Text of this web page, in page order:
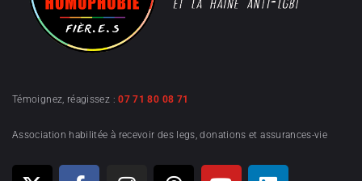
Témoignez, réagissez :07 71 80 08 71
Association habilitée à recevoir des legs, donations et assurances-vie